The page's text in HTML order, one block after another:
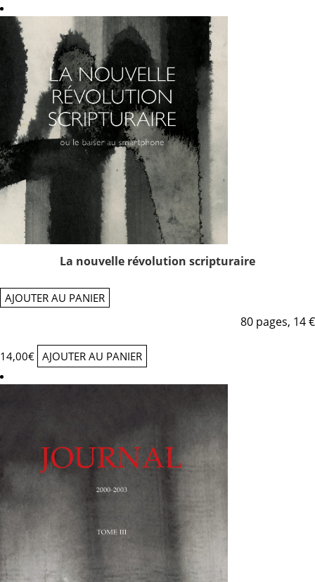
La nouvelle révolution scripturaire
AJOUTER AU PANIER
80 pages, 14 €
14,00€ AJOUTER AU PANIER